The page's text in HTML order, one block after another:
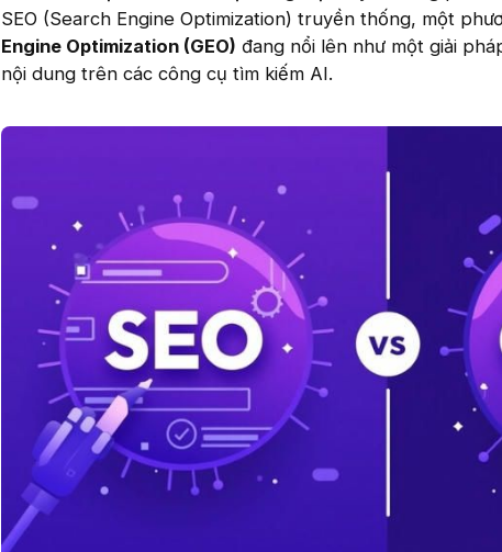
SEO (Search Engine Optimization) truyền thống, một
Engine Optimization (GEO) đang nổi lên như một giải
nội dung trên các công cụ tìm kiếm AI.